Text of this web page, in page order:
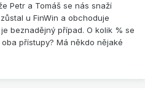
Petr a Tomáš se nás snaží
u FinWin a obchoduje
beznadějný případ. O kolik % se
přístupy? Má někdo nějaké